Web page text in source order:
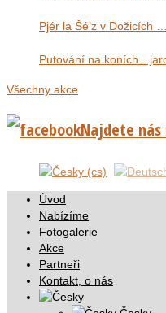
Pjér la Šé’z v Dožicích
Putování na
Všechny akce
Najdete nás
Úvod
Nabízíme
Fotogalerie
Akce
Partneři
Kontakt, o nás